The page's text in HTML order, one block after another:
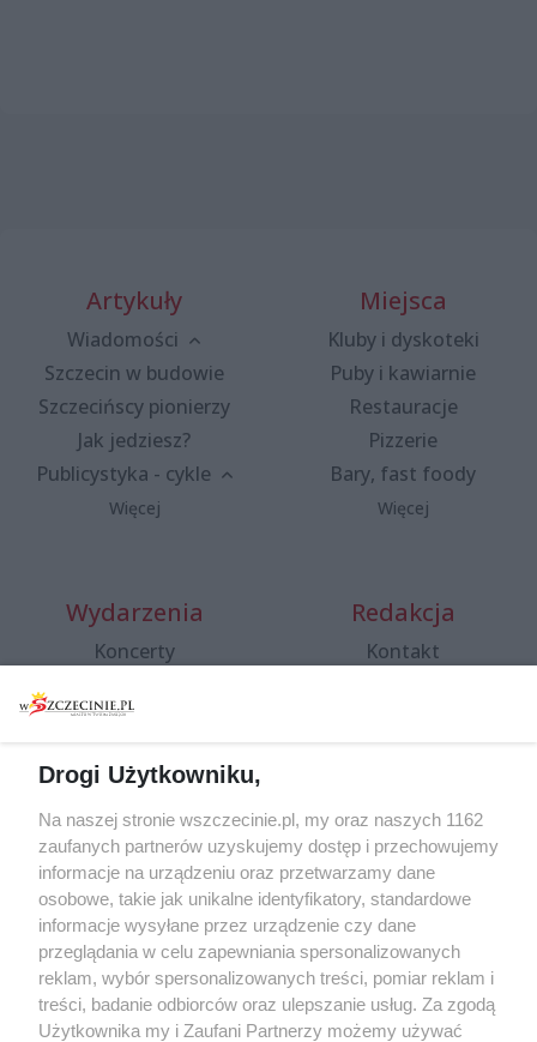
Artykuły
Wiadomości
Szczecin w budowie
Szczecińscy pionierzy
Jak jedziesz?
Publicystyka - cykle
Więcej
Miejsca
Kluby i dyskoteki
Puby i kawiarnie
Restauracje
Pizzerie
Bary, fast foody
Więcej
Wydarzenia
Koncerty
Spacery i oprowadzania
targi
Wernisaże
Więcej
Redakcja
Kontakt
Specjalny koncert z okazji
20. urodzin portalu
wSzczecinie.pl
Regulamin konkursów
śniadaniówka "Hej
Szczecin! Jest piątek!"
Drogi Użytkowniku,
Na naszej stronie wszczecinie.pl, my oraz naszych 1162
zaufanych partnerów uzyskujemy dostęp i przechowujemy
informacje na urządzeniu oraz przetwarzamy dane
osobowe, takie jak unikalne identyfikatory, standardowe
informacje wysyłane przez urządzenie czy dane
przeglądania w celu zapewniania spersonalizowanych
reklam, wybór spersonalizowanych treści, pomiar reklam i
treści, badanie odbiorców oraz ulepszanie usług. Za zgodą
Użytkownika my i Zaufani Partnerzy możemy używać